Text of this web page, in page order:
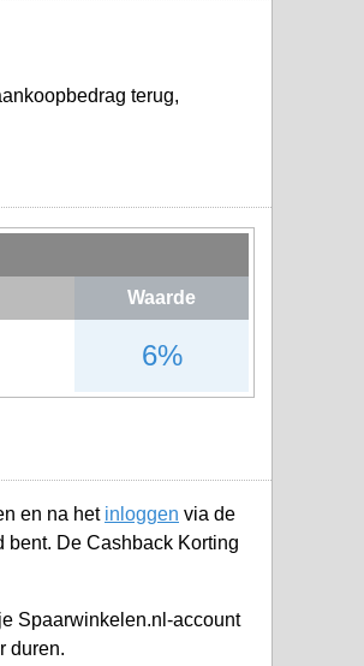
terug,
Waarde
6%
en na het inloggen via de
bent. De Cashback Korting
Spaarwinkelen.nl-account
duren.